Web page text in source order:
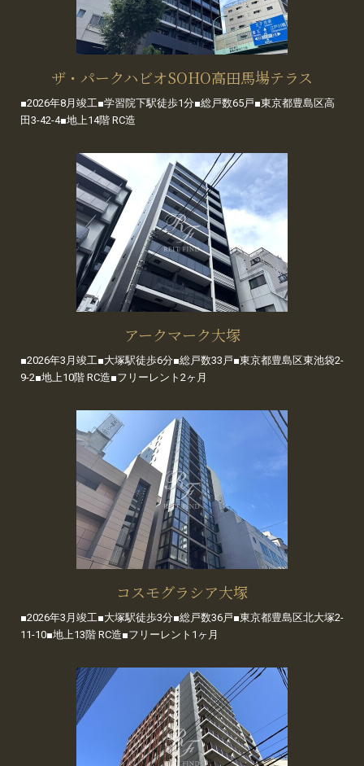
ザ・パークハビオSOHO高田馬場テラス
■2026年8月竣工■学習院下駅徒歩1分■総戸数65戸■東京都豊島区高
田3-42-4■地上14階 RC造
アークマーク大塚
■2026年3月竣工■大塚駅徒歩6分■総戸数33戸■東京都豊島区東池袋2-
9-2■地上10階 RC造■フリーレント2ヶ月
コスモグラシア大塚
■2026年3月竣工■大塚駅徒歩3分■総戸数36戸■東京都豊島区北大塚2-
11-10■地上13階 RC造■フリーレント1ヶ月